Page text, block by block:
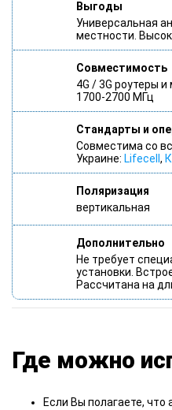
Выгоды
Универсальная
местности.
Совместимость
4G / 3G роутеры
1700-2700 МГц
Стандарты и
Совместима со
Украине: Lifecell ,
Поляризация
вертикальная
Дополнительно
Не требует
установки.
Рассчитана на
Где можно
Если Вы полагаете, что